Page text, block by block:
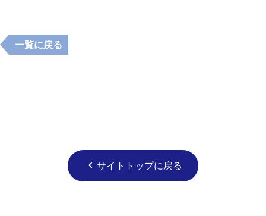
一覧に戻る
chevron_left サイトトップに戻る